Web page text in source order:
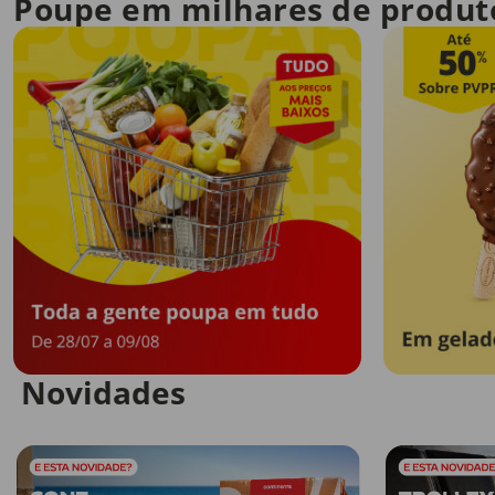
Poupe em milhares de
Novidades